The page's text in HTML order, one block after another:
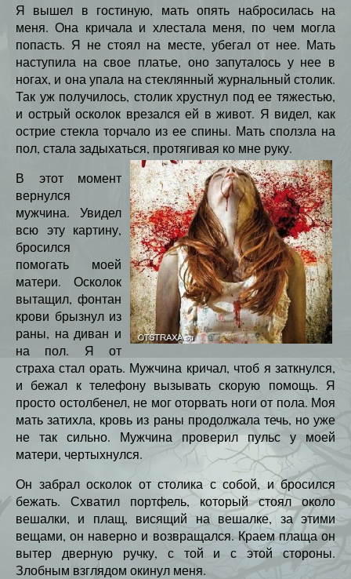
Я вышел в гостиную, мать опять набросилась на
меня. Она кричала и хлестала меня, по чем могла
попасть. Я не стоял на месте, убегал от нее. Мать
наступила на свое платье, оно запуталось у нее в
ногах, и она упала на стеклянный журнальный столик.
Так уж получилось, столик хрустнул под ее тяжестью,
и острый осколок врезался ей в живот. Я видел, как
острие стекла торчало из ее спины. Мать сползла на
пол, стала задыхаться, протягивая ко мне руку.
В этот момент
вернулся
мужчина. Увидел
всю эту картину,
бросился
помогать моей
матери. Осколок
вытащил, фонтан
крови брызнул из
раны, на диван и
на пол. Я от
страха стал орать. Мужчина кричал, чтоб я заткнулся,
и бежал к телефону вызывать скорую помощь. Я
просто остолбенел, не мог оторвать ноги от пола. Моя
мать затихла, кровь из раны продолжала течь, но уже
не так сильно. Мужчина проверил пульс у моей
матери, чертыхнулся.
Он забрал осколок от столика с собой, и бросился
бежать. Схватил портфель, который стоял около
вешалки, и плащ, висящий на вешалке, за этими
вещами, он наверно и возвращался. Краем плаща он
вытер дверную ручку, с той и с этой стороны.
Злобным взглядом окинул меня.